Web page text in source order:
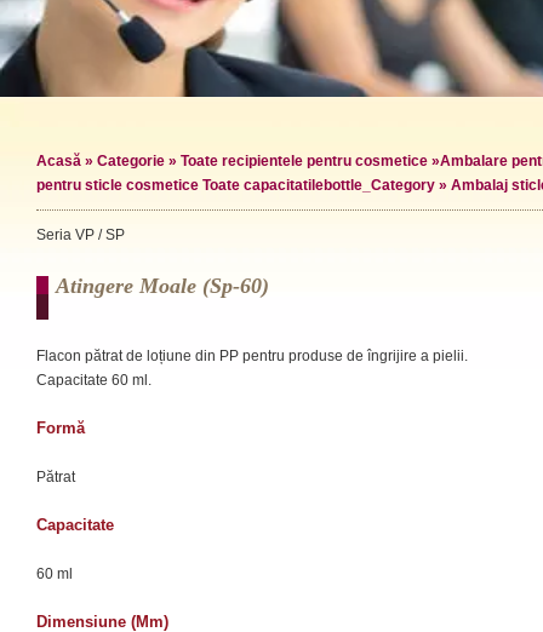
Acasă » Categorie » Toate recipientele pentru cosmetice »Ambalare
pentru sticle cosmetice Toate capacitatilebottle_Category » Ambalaj
Seria VP / SP
Atingere Moale (sp-60)
Flacon pătrat de loțiune din PP pentru produse de îngrijire a pielii.
Capacitate 60 ml.
Formă
Pătrat
Capacitate
60 ml
Dimensiune (mm)